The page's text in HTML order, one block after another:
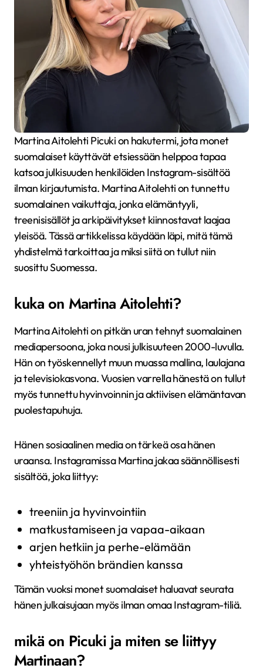
Martina Aitolehti Picuki on hakutermi, jota monet
suomalaiset käyttävät etsiessään helppoa tapaa
katsoa julkisuuden henkilöiden Instagram-sisältöä
ilman kirjautumista. Martina Aitolehti on tunnettu
suomalainen vaikuttaja, jonka elämäntyyli,
treenisisällöt ja arkipäivitykset kiinnostavat laajaa
yleisöä. Tässä artikkelissa käydään läpi, mitä tämä
yhdistelmä tarkoittaa ja miksi siitä on tullut niin
suosittu Suomessa.
kuka on Martina Aitolehti?
Martina Aitolehti on pitkän uran tehnyt suomalainen
mediapersoona, joka nousi julkisuuteen 2000-luvulla.
Hän on työskennellyt muun muassa mallina, laulajana
ja televisiokasvona. Vuosien varrella hänestä on tullut
myös tunnettu hyvinvoinnin ja aktiivisen elämäntavan
puolestapuhuja.
Hänen sosiaalinen media on tärkeä osa hänen
uraansa. Instagramissa Martina jakaa säännöllisesti
sisältöä, joka liittyy:
treeniin ja hyvinvointiin
matkustamiseen ja vapaa-aikaan
arjen hetkiin ja perhe-elämään
yhteistyöhön brändien kanssa
Tämän vuoksi monet suomalaiset haluavat seurata
hänen julkaisujaan myös ilman omaa Instagram-tiliä.
mikä on Picuki ja miten se liittyy
Martinaan?